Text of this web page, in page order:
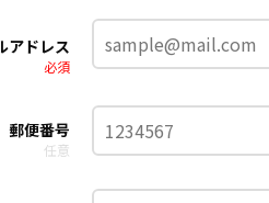
アドレス
必須
郵便番号
任意